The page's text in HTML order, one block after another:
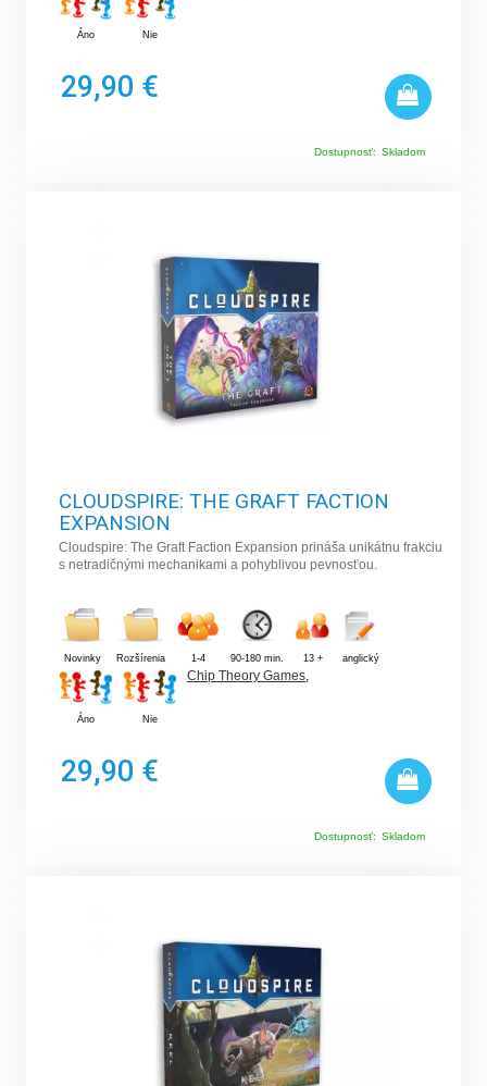
Áno Nie
29,90 €
Dostupnosť: Skladom
CLOUDSPIRE: THE GRAFT FACTION
EXPANSION
Cloudspire: The Graft Faction Expansion prináša unikátnu frakciu
s netradičnými mechanikami a pohyblivou pevnosťou.
Novinky Rozšírenia 1-4 90-180 min. 13 + anglický
Áno Nie
Chip Theory Games,
29,90 €
Dostupnosť: Skladom